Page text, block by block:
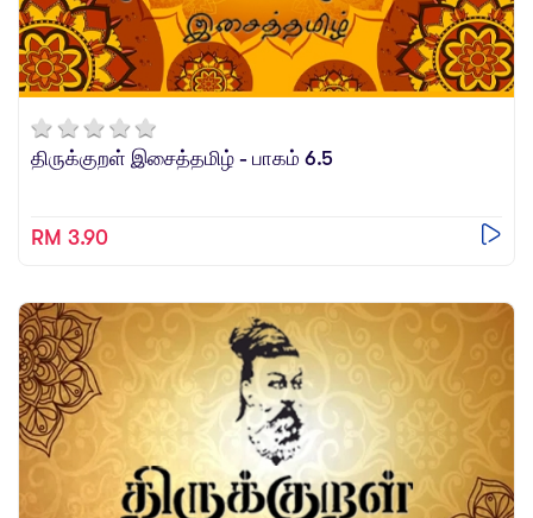
திருக்குறள் இசைத்தமிழ் - பாகம் 6.5
RM 3.90